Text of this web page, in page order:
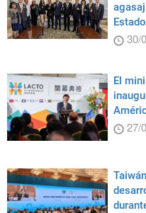
30/
El
27/